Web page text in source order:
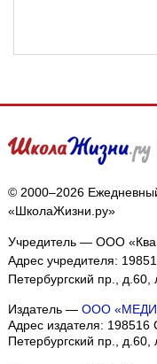
© 2000–2026
«ШколаЖизни.ру»
Учредитель — ООО
Адрес учредителя:
Петербургский пр.,
Издатель — ООО
Адрес издателя: 198516
Петербургский пр.,